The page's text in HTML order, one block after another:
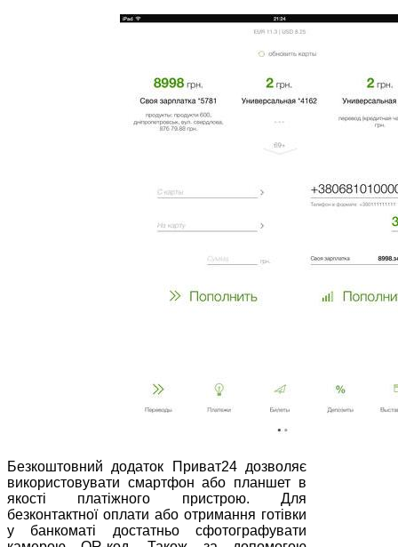
Безкоштовний додаток Приват24 дозволяє
використовувати смартфон або планшет в
якості платіжного пристрою. Для
безконтактної оплати або отримання готівки
у банкоматі достатньо сфотографувати